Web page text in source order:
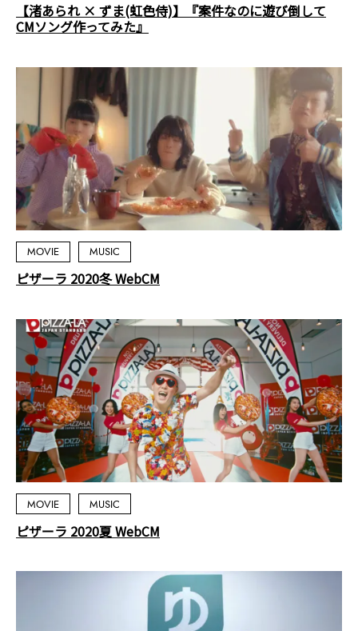
【渚あられ × ずま(虹色侍)】『案件なのに遊び倒して
CMソング作ってみた』
MOVIE MUSIC
ピザーラ 2020冬 WebCM
MOVIE MUSIC
ピザーラ 2020夏 WebCM